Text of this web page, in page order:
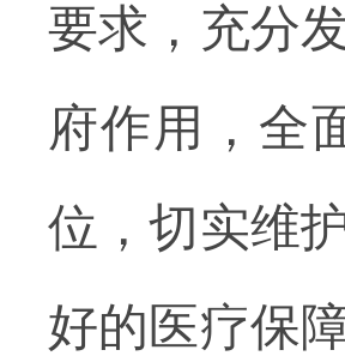
要求，充分
府作用，全
位，切实维
好的医疗保